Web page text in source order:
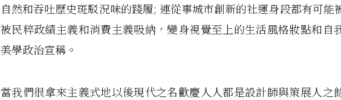
自然和吞吐歷史斑駁況味的踐履; 連從事城市創新的社運身段都有可能
被民粹政績主義和消費主義吸納，變身視覺至上的生活風格妝點和自
美學政治宣稱。
當我們很拿來主義式地以後現代之名歡慶人人都是設計師與策展人之